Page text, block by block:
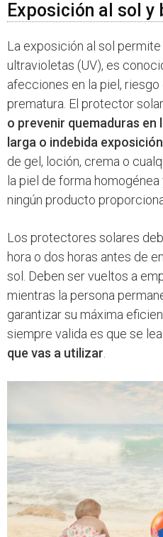
Exposición al sol
La exposición al sol
ultravioletas (UV), es
afecciones en la piel,
prematura. El protector
o prevenir quemaduras en
larga o indebida exposición
de gel, loción, crema o
la piel de forma
ningún producto
Los protectores solares
hora o dos horas antes de
sol. Deben ser vueltos a
mientras la persona
garantizar su máxima
siempre valida es que se
que vas a utilizar